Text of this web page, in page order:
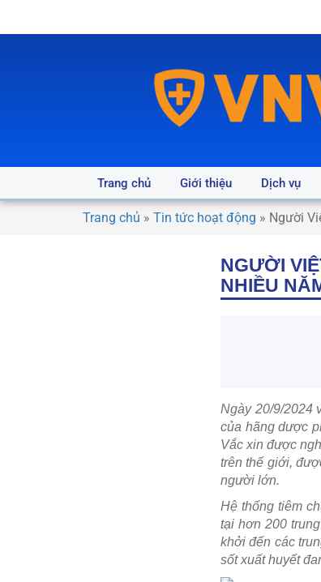
Trang chủ Giới thiệu Dịch vụ
Trang chủ » Tin tức hoạt động » Người
NGƯỜI
NHIỀU
Ngày 20/9/2024
của hãng dược
Vắc xin được
trên thế giới,
người lớn.
Hệ thống tiêm
tại hơn 200
khởi đến các
sốt xuất huyết